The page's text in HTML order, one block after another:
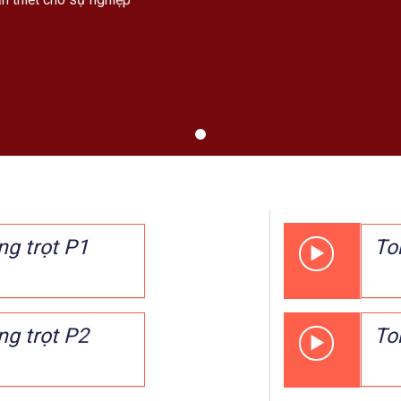
trọt P1
trọt P2